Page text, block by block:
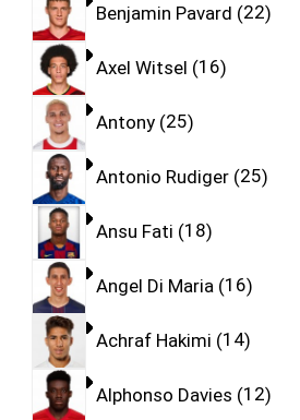
Benjamin Pavard 22
Axel Witsel 16
Antony 25
Antonio Rudiger 25
Ansu Fati 18
Angel Di Maria 16
Achraf Hakimi 14
Alphonso Davies 12